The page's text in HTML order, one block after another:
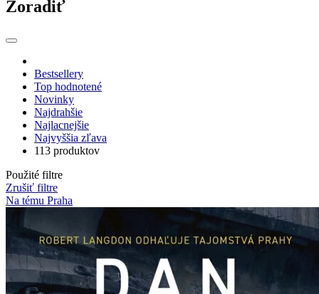
Zoradiť
Bestsellery
Top hodnotené
Novinky
Najdrahšie
Najlacnejšie
Najvyššia zľava
113 produktov
Použité filtre
Zrušiť filtre
Na tému Praha